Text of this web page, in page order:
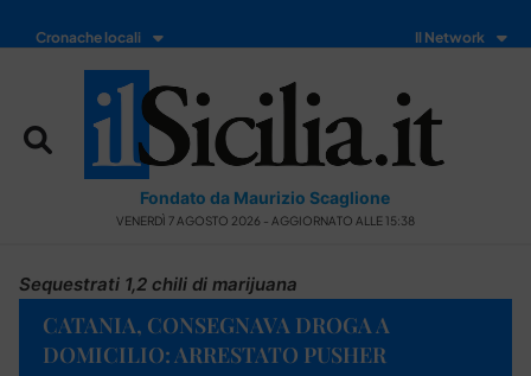
Cronache locali Il Network
Fondato da Maurizio Scaglione
VENERDÌ 7 AGOSTO 2026 - AGGIORNATO ALLE 15:38
Sequestrati 1,2 chili di marijuana
CATANIA, CONSEGNAVA DROGA A
DOMICILIO: ARRESTATO PUSHER